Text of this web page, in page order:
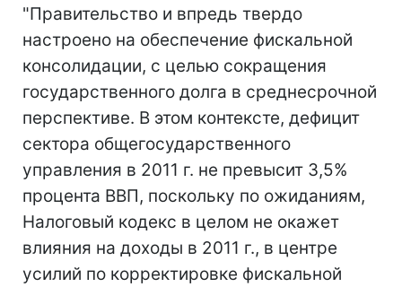
"Правительство и впредь твердо
настроено на обеспечение фискальной
консолидации, с целью сокращения
государственного долга в среднесрочной
перспективе. В этом контексте, дефицит
сектора общегосударственного
управления в 2011 г. не превысит 3,5%
процента ВВП, поскольку по ожиданиям,
Налоговый кодекс в целом не окажет
влияния на доходы в 2011 г., в центре
усилий по корректировке фискальной